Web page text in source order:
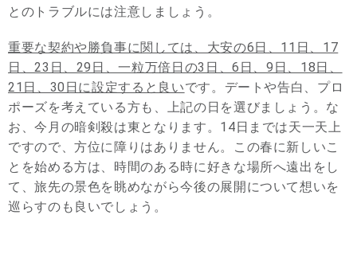
とのトラブルには注意しましょう。
重要な契約や勝負事に関しては、大安の6日、11日、17
日、23日、29日、一粒万倍日の3日、6日、9日、18日、
21日、30日に設定すると良いです。デートや告白、プロ
ポーズを考えている方も、上記の日を選びましょう。な
お、今月の暗剣殺は東となります。14日までは天一天上
ですので、方位に障りはありません。この春に新しいこ
とを始める方は、時間のある時に好きな場所へ遠出をし
て、旅先の景色を眺めながら今後の展開について想いを
巡らすのも良いでしょう。